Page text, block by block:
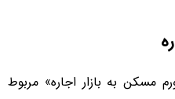
مسکن به بازار اجاره» مربوط